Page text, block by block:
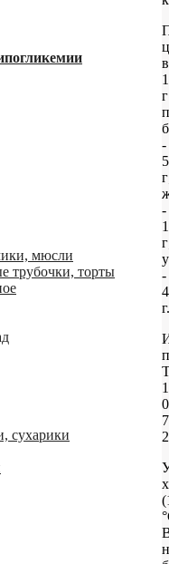
мюсли
трубочки, торты
сухарики
в
г
-
-
-
г.